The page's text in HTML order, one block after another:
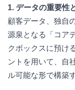
1. データの重要性
顧客データ、独自
源泉となる「コア
クボックスに預け
ントを用いて、自
ル可能な形で構築